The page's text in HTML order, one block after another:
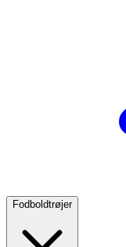
Fodboldtrøjer